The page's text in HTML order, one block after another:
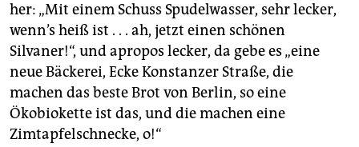
her: „Mit einem Schuss Spudelwasser, sehr lecker,
wenn’s heiß ist . . . ah, jetzt einen schönen
Silvaner!“, und apropos lecker, da gebe es „eine
neue Bäckerei, Ecke Konstanzer Straße, die
machen das beste Brot von Berlin, so eine
Ökobiokette ist das, und die machen eine
Zimtapfelschnecke, o!“